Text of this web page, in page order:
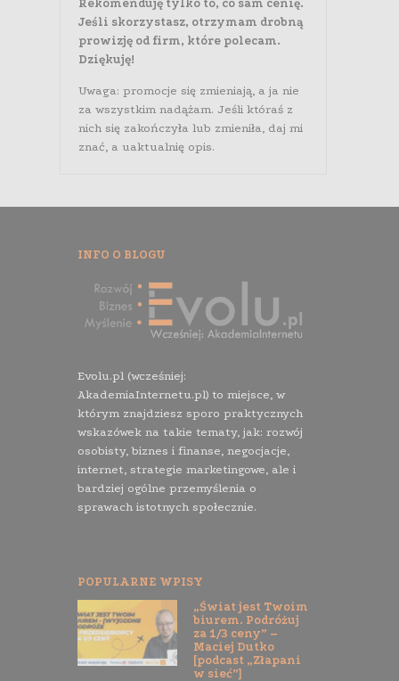
Rekomenduję tylko to, co sam cenię.
Jeśli skorzystasz, otrzymam drobną
prowizję od firm, które polecam.
Dziękuję!
Uwaga: promocje się zmieniają, a ja nie
za wszystkim nadążam. Jeśli któraś z
nich się zakończyła lub zmieniła, daj mi
znać, a uaktualnię opis.
INFO O BLOGU
Evolu.pl (wcześniej:
AkademiaInternetu.pl) to miejsce, w
którym znajdziesz sporo praktycznych
wskazówek na takie tematy, jak: rozwój
osobisty, biznes i finanse, negocjacje,
internet, strategie marketingowe, ale i
bardziej ogólne przemyślenia o
sprawach istotnych społecznie.
POPULARNE WPISY
„Świat jest Twoim
biurem. Podróżuj
za 1/3 ceny” –
Maciej Dutko
[podcast „Złapani
w sieć”]